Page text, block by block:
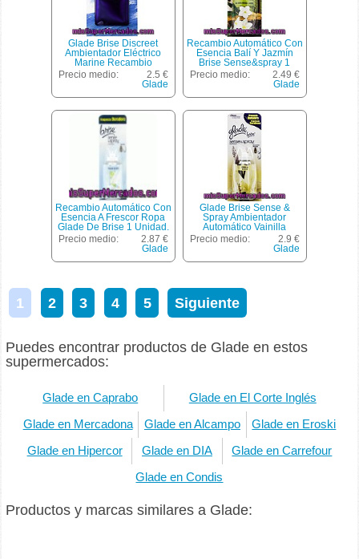
Glade Brise Discreet
Ambientador Eléctrico
Marine Recambio
Precio medio:
2.5 €
Glade
Recambio Automático Con
Esencia Balí Y Jazmín
Brise Sense&spray 1
Unidad. Este Tipo De
Recambios De
El Difusor Automático De
Glade Brise Sense Spray.
Precio medio:
2.49 €
Glade
Recambio Automático Con
Esencia A Frescor Ropa
Glade De Brise 1 Unidad.
Este Tipo De Recambios
De Ambientadores Son
De Glade Brise Sense
Precio medio:
2.87 €
Glade
Glade Brise Sense &
Spray Ambientador
Automático Vainilla
Recambio
Precio medio:
2.9 €
Glade
1 2 3 4 5 Siguiente
Puedes encontrar productos de Glade en estos
supermercados:
Glade en Caprabo Glade en El Corte Inglés
Glade en Mercadona Glade en Alcampo Glade en Eroski
Glade en Hipercor Glade en DIA Glade en Carrefour
Glade en Condis
Productos y marcas similares a Glade: